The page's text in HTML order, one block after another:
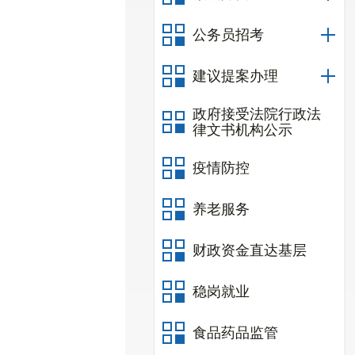
公务员招考
建议提案办理
政府接受法院行政法
律文书机构公示
疫情防控
养老服务
财政资金直达基层
稳岗就业
食品药品监管